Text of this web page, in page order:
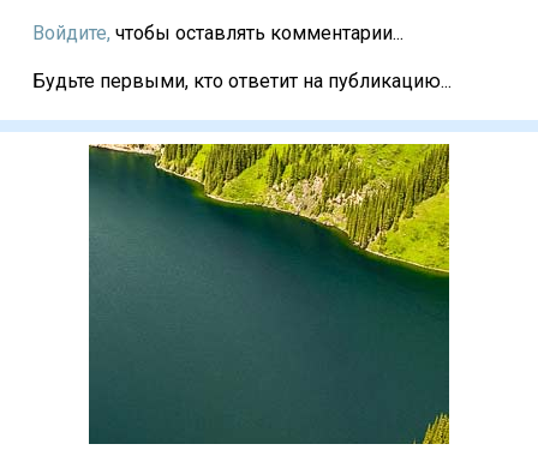
Войдите, чтобы оставлять комментарии...
Будьте первыми, кто ответит на публикацию...